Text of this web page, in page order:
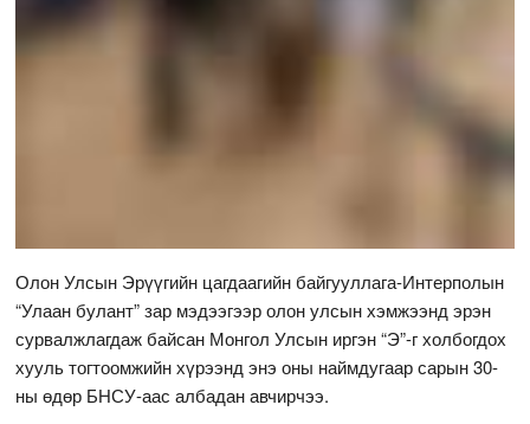
Олон Улсын Эрүүгийн цагдаагийн байгууллага-Интерполын
“Улаан булант” зар мэдээгээр олон улсын хэмжээнд эрэн
сурвалжлагдаж байсан Монгол Улсын иргэн “Э”-г холбогдох
хууль тогтоомжийн хүрээнд энэ оны наймдугаар сарын 30-
ны өдөр БНСУ-аас албадан авчирчээ.